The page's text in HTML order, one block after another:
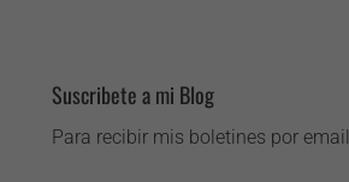
Suscribete a mi Blog
Para recibir mis boletines por email